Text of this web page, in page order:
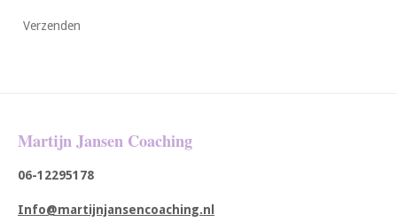
Verzenden
Martijn Jansen Coaching
06-12295178
Info@martijnjansencoaching.nl